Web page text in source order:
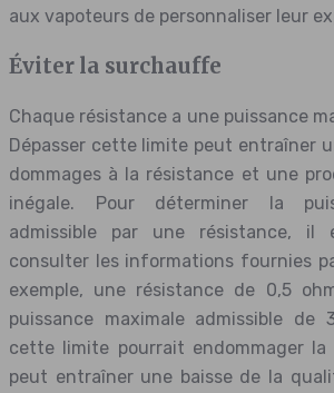
aux vapoteurs de personnaliser leur
Éviter la surchauffe
Chaque résistance a une puissance
Dépasser cette limite peut entraîner
dommages à la résistance et une
inégale. Pour déterminer la
admissible par une résistance, il
consulter les informations fournies
exemple, une résistance de 0,5
puissance maximale admissible de
cette limite pourrait endommager la
peut entraîner une baisse de la